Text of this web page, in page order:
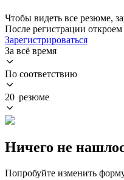
Чтобы видеть все резюме,
После регистрации
Зарегистрироваться
За всё время
По соответствию
20 резюме
Ничего не
Попробуйте изменить